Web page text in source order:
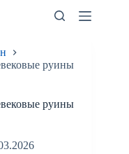
руины
руины